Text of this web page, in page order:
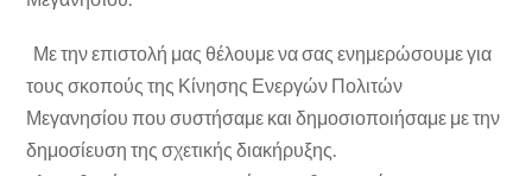
Με την επιστολή μας θέλουμε να σας ενημερώσουμε για
τους σκοπούς της Κίνησης Ενεργών Πολιτών
Μεγανησίου που συστήσαμε και δημοσιοποιήσαμε με την
δημοσίευση της σχετικής διακήρυξης.